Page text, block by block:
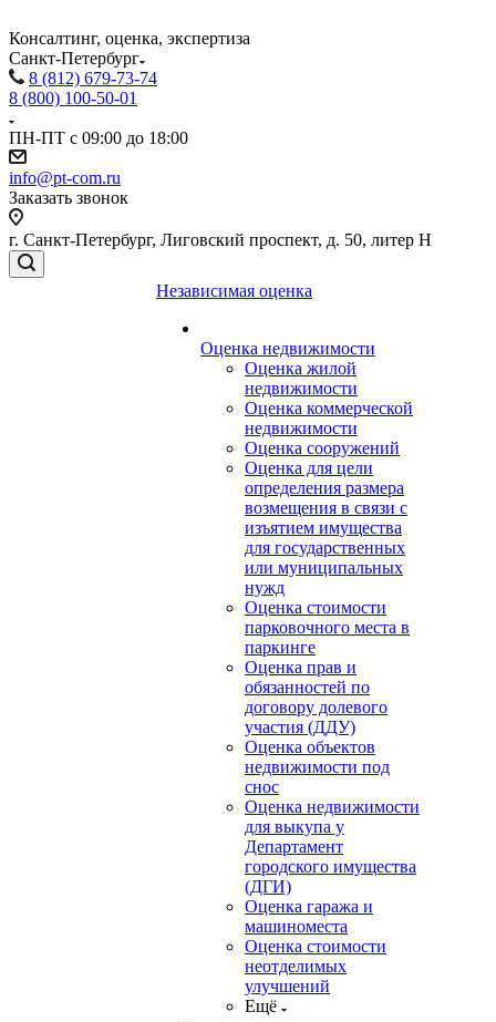
Консалтинг, оценка, экспертиза
Санкт-Петербург
8 (812) 679-73-74
8 (800) 100-50-01
ПН-ПТ с 09:00 до 18:00
info@pt-com.ru
Заказать звонок
г. Санкт-Петербург, Лиговский проспект, д. 50, литер Н
Независимая оценка
Оценка недвижимости
Оценка жилой
недвижимости
Оценка коммерческой
недвижимости
Оценка сооружений
Оценка для цели
определения размера
возмещения в связи с
изъятием имущества
для государственных
или муниципальных
нужд
Оценка стоимости
парковочного места в
паркинге
Оценка прав и
обязанностей по
договору долевого
участия (ДДУ)
Оценка объектов
недвижимости под
снос
Оценка недвижимости
для выкупа у
Департамент
городского имущества
(ДГИ)
Оценка гаража и
машиноместа
Оценка стоимости
неотделимых
улучшений
Ещё